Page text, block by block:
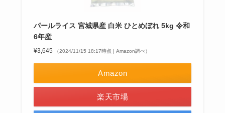
パールライス 宮城県産 白米 ひとめぼれ 5kg 令和
6年産
¥3,645 （2024/11/15 18:17時点 | Amazon調べ）
Amazon
楽天市場